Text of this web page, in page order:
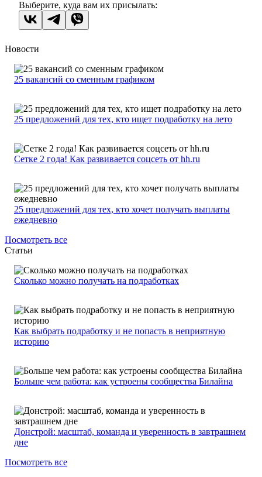
Выберите, куда вам их присылать:
Новости
25 вакансий со сменным графиком
25 предложений для тех, кто ищет подработку на лето
Сетке 2 года! Как развивается соцсеть от hh.ru
25 предложений для тех, кто хочет получать выплаты
ежедневно
Посмотреть все
Статьи
Сколько можно получать на подработках
Как выбрать подработку и не попасть в неприятную
историю
Больше чем работа: как устроены сообщества Билайна
Донстрой: масштаб, команда и уверенность в завтрашнем
дне
Посмотреть все